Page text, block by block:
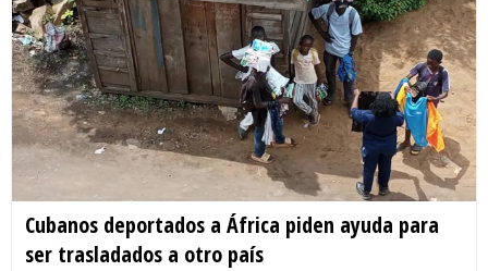
Cubanos deportados a África piden ayuda para
ser trasladados a otro país